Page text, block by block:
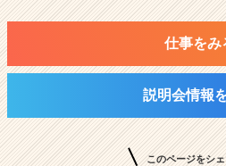
仕事をみ
説明会情報
このページをシ